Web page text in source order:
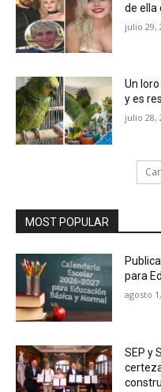
de ella
julio 29,
Un
y es
julio 28,
MOST POPULAR
para
agosto
SEP y